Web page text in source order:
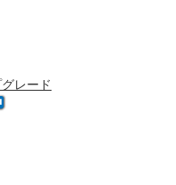
レード